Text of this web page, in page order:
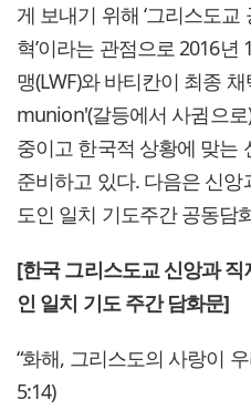
게 보내기 위해 ‘그리스도
혁’이라는 관점으로 2016
맹(LWF)와 바티칸이 최종
munion'(갈등에서 사귐으
중이고 한국적 상황에 맞는
준비하고 있다. 다음은 신
도인 일치 기도주간 공동담
[한국 그리스도교 신앙과
인 일치 기도 주간 담화문]
“화해, 그리스도의 사랑이
5:14)